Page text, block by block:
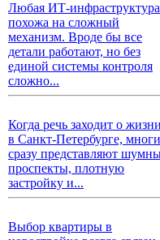
Любая ИТ-инфраструктура
похожа на сложный
механизм. Вроде бы все
детали работают, но без
единой системы контроля
сложно...
Когда речь заходит о жизни
в Санкт-Петербурге,
сразу представляют
проспекты, плотную
застройку и...
Выбор квартиры в